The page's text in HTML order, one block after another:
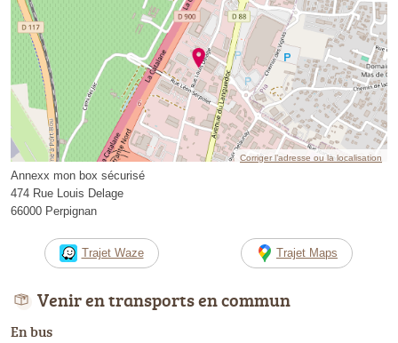
Corriger l’adresse ou la localisation
Annexx mon box sécurisé
474 Rue Louis Delage
66000 Perpignan
Trajet Waze Trajet Maps
Venir en transports en commun
En bus